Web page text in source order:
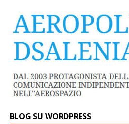
BLOG SU WORDPRESS